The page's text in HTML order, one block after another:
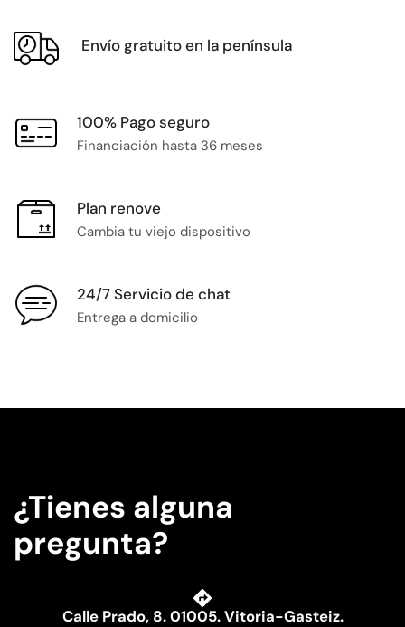
Envío gratuito en la península
100% Pago seguro
Financiación hasta 36 meses
Plan renove
Cambia tu viejo dispositivo
24/7 Servicio de chat
Entrega a domicilio
¿Tienes alguna
pregunta?
Calle Prado, 8. 01005. Vitoria-Gasteiz.